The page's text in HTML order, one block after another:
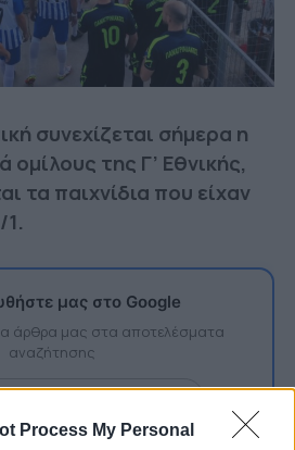
Process My Personal
συνεχίζεται σήμερα η
της Γ’ Εθνικής,
τα παιχνίδια που είχαν
μας στο Google
άρθρα μας στα αποτελέσματα
αναζήτησης